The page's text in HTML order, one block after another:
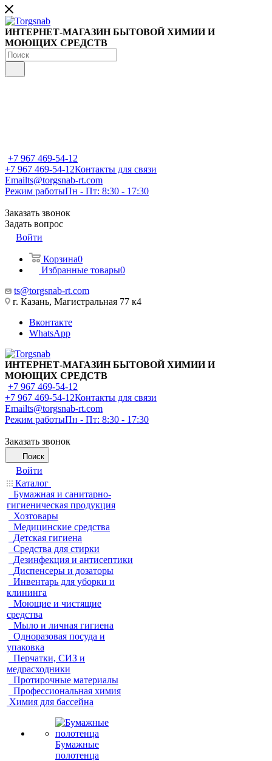
ИНТЕРНЕТ-МАГАЗИН БЫТОВОЙ ХИМИИ И
МОЮЩИХ СРЕДСТВ
+7 967 469-54-12
+7 967 469-54-12Контакты для связи
Emailts@torgsnab-rt.com
Режим работыПн - Пт: 8:30 - 17:30
Заказать звонок
Задать вопрос
Войти
Корзина0
Избранные товары0
ts@torgsnab-rt.com
г. Казань, Магистральная 77 к4
Вконтакте
WhatsApp
ИНТЕРНЕТ-МАГАЗИН БЫТОВОЙ ХИМИИ И
МОЮЩИХ СРЕДСТВ
+7 967 469-54-12
+7 967 469-54-12Контакты для связи
Emailts@torgsnab-rt.com
Режим работыПн - Пт: 8:30 - 17:30
Заказать звонок
Поиск
Войти
Каталог
Бумажная и санитарно-
гигиеническая продукция
Хозтовары
Медицинские средства
Детская гигиена
Средства для стирки
Дезинфекция и антисептики
Диспенсеры и дозаторы
Инвентарь для уборки и
клининга
Моющие и чистящие
средства
Мыло и личная гигиена
Одноразовая посуда и
упаковка
Перчатки, СИЗ и
медрасходники
Протирочные материалы
Профессиональная химия
Химия для бассейна
Бумажные
полотенца